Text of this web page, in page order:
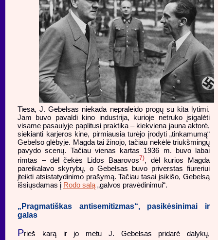
Tiesa, J. Gebelsas niekada nepraleido progų su kita lytimi.
Jam buvo pavaldi kino industrija, kurioje netruko įsigalėti
visame pasaulyje paplitusi praktika – kiekviena jauna aktorė,
siekianti karjeros kine, pirmiausia turėjo įrodyti „tinkamumą“
Gebelso glėbyje. Magda tai žinojo, tačiau nekėlė triukšmingų
pavydo scenų. Tačiau vienas kartas 1936 m. buvo labai
rimtas – dėl čekės Lidos Baarovos7), dėl kurios Magda
pareikalavo skyrybų, o Gebelsas buvo priverstas fiureriui
įteikti atsistatydinimo prašymą. Tačiau tasai įsikišo, Gebelsą
išsiųsdamas į Rodo salą„galvos pravėdinimui“.
„Pragmatiškas antisemitizmas“, pasikėsinimai ir
galas
Prieš karą ir jo metu J. Gebelsas pridarė dalykų,